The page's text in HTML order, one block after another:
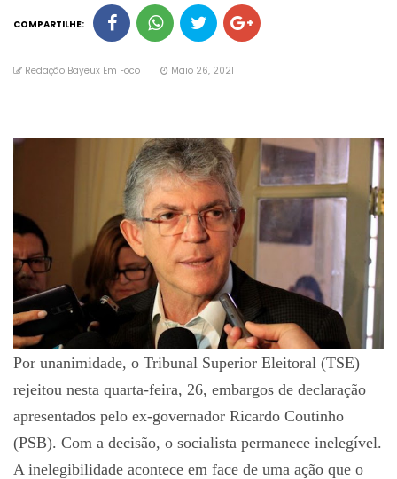
COMPARTILHE:
Redação Bayeux Em Foco Maio 26, 2021
Por unanimidade, o Tribunal Superior Eleitoral (TSE)
rejeitou nesta quarta-feira, 26, embargos de declaração
apresentados pelo ex-governador Ricardo Coutinho
(PSB). Com a decisão, o socialista permanece inelegível.
A inelegibilidade acontece em face de uma ação que o